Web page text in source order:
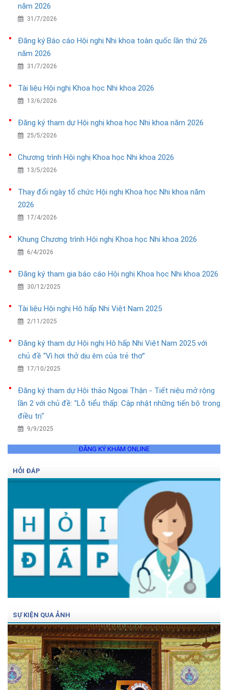
năm 2026
31/7/2026
Đăng ký Báo cáo Hội nghị Nhi khoa toàn quốc lần thứ 26
năm 2026
31/7/2026
Tài liệu Hội nghị Khoa học Nhi khoa 2026
13/6/2026
Đăng ký tham dự Hội nghị khoa học Nhi khoa năm 2026
25/5/2026
Chương trình Hội nghị Khoa học Nhi khoa 2026
13/5/2026
Thay đổi ngày tổ chức Hội nghị Khoa học Nhi khoa năm
2026
17/4/2026
Khung Chương trình Hội nghị Khoa học Nhi khoa 2026
6/4/2026
Đăng ký tham gia báo cáo Hội nghị Khoa học Nhi khoa 2026
30/12/2025
Tài liệu Hội nghị Hô hấp Nhi Việt Nam 2025
2/11/2025
Đăng ký tham dự Hội nghị Hô hấp Nhi Việt Nam 2025 với
chủ đề “Vì hơi thở dịu êm của trẻ thơ”
17/10/2025
Đăng ký tham dự Hội thảo Ngoại Thận - Tiết niệu mở rộng
lần 2 với chủ đề: "Lỗ tiểu thấp: Cập nhật những tiến bộ trong
điều trị"
9/9/2025
ĐĂNG KÝ KHÁM ONLINE
HỎI ĐÁP
SỰ KIỆN QUA ẢNH